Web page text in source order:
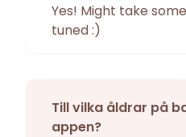
Yes! Might take
tuned :)
Till vilka åldrar på
appen?